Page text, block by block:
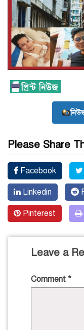
Please Share
Facebook
Linkedin
Pinterest
Leave a
Comment *